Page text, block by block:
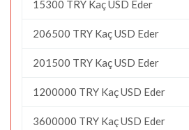
15300 TRY Kaç USD Eder
206500 TRY Kaç USD Eder
201500 TRY Kaç USD Eder
1200000 TRY Kaç USD Eder
3600000 TRY Kaç USD Eder